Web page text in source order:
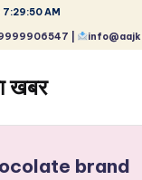
7:29:51 AM
|
खबर
brand